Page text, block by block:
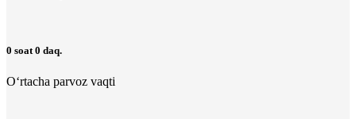
0 soat 0 daq.
O‘rtacha parvoz vaqti